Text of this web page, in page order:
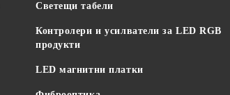
Светещи табели
Контролери и усилватели за LED RGB
продукти
LED магнитни платки